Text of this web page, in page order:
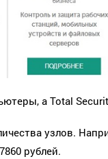
а Total
узлов.
рублей.